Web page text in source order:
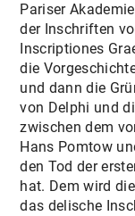
Pariser
der Inschriften
Inscriptiones
die
und dann die
von Delphi und
zwischen dem
Hans Pomtow
den Tod der
hat. Dem wird
das delische